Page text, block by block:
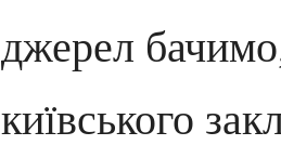
джерел
київського